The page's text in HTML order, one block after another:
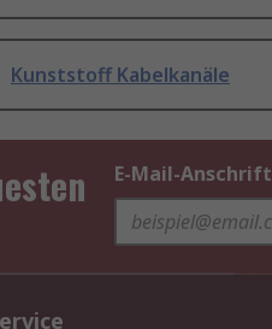
Kunststoff Kabelkanäle
E-Mail-Anschrift